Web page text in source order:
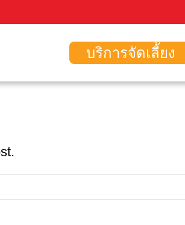
บริการจัดเลี้ยง